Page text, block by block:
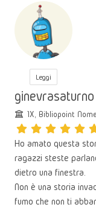
Leggi
ginevrasaturno
1X, Bibliopoint
Ho amato questa
ragazzi steste
dietro una finestra.
Non è una storia
fumo che non ti